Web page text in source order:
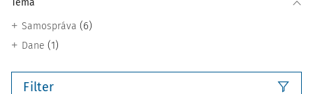
Téma
Samospráva (6)
Dane (1)
Filter